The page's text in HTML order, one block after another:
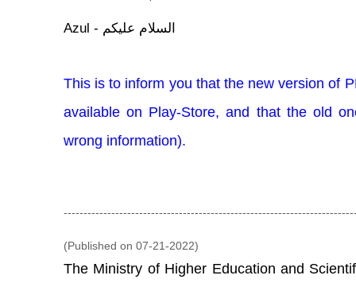
Azul - السلام عليكم
This is to inform you that the new version of
available on Play-Store, and that the old
wrong information).
(Published on 07-21-2022)
The Ministry of Higher Education and